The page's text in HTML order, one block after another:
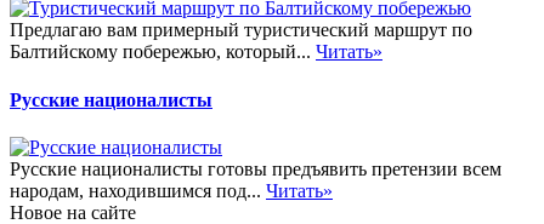
Предлагаю вам примерный туристический маршрут по
Балтийскому побережью, который... Читать»
Русские националисты
Русские националисты готовы предъявить претензии всем
народам, находившимся под... Читать»
Новое на сайте